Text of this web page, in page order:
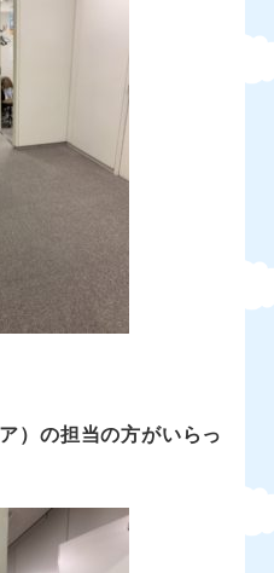
）の担当の方がいらっ